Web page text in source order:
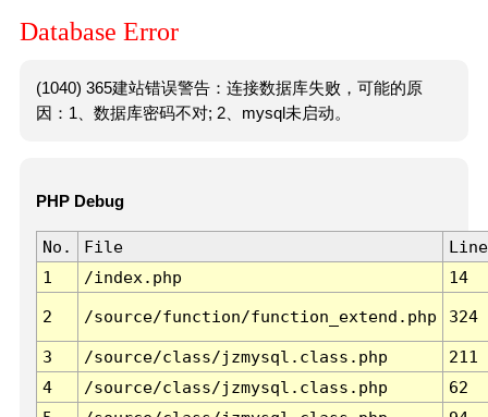
Database Error
(1040) 365建站错误警告：连接数据库失败，可能的原
因：1、数据库密码不对; 2、mysql未启动。
PHP Debug
No. File
Line
1
/index.php 14
2 /source/function/function_extend.php 324
3 /source/class/jzmysql.class.php
211
4
/source/class/jzmysql.class.php
62